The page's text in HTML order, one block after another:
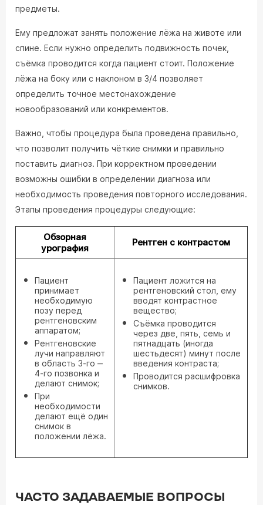
предметы.
Ему предложат занять положение лёжа на животе или
спине. Если нужно определить подвижность почек,
съёмка проводится когда пациент стоит. Положение
лёжа на боку или с наклоном в 3/4 позволяет
определить точное местонахождение
новообразований или конкрементов.
Важно, чтобы процедура была проведена правильно,
что позволит получить чёткие снимки и правильно
поставить диагноз. При корректном проведении
возможны ошибки в определении диагноза или
необходимость проведения повторного исследования.
Этапы проведения процедуры следующие:
Обзорная
урография
Рентген с контрастом
Пациент
принимает
необходимую
позу перед
рентгеновским
аппаратом;
Рентгеновские
лучи направляют
в область 3-го ‒
4-го позвонка и
делают снимок;
При
необходимости
делают ещё один
снимок в
положении лёжа.
Пациент ложится на
рентгеновский стол, ему
вводят контрастное
вещество;
Съёмка проводится
через две, пять, семь и
пятнадцать (иногда
шестьдесят) минут после
введения контраста;
Проводится расшифровка
снимков.
ЧАСТО ЗАДАВАЕМЫЕ ВОПРОСЫ